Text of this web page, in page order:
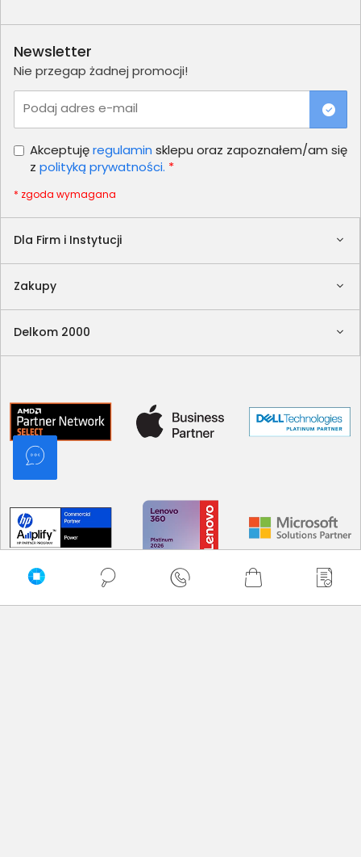
Dla Firm i Instytucji
Zakupy
Delkom 2000
Newsletter
Nie przegap żadnej promocji!
Podaj adres e-mail
Akceptujęregulamin sklepu oraz zapoznałem/am się
z polityką prywatności. *
* zgoda wymagana